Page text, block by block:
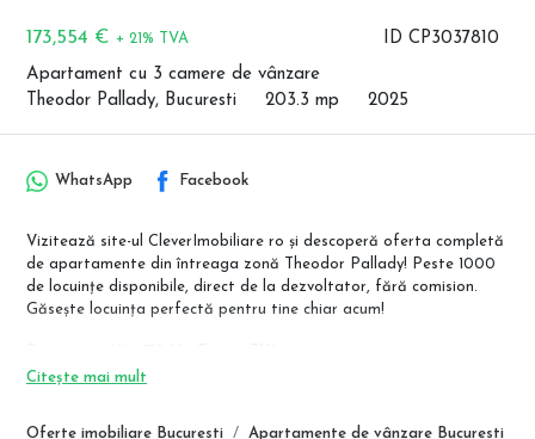
ID CP3037810
173,554 € + 21% TVA
Apartament cu 3 camere de vânzare
Theodor Pallady, Bucuresti
203.3 mp 2025
Oferte imobiliare Bucuresti Apartamente de vânzare Bucuresti
WhatsApp Facebook
Vizitează site-ul CleverImobiliare ro și descoperă oferta completă
de apartamente din întreaga zonă Theodor Pallady! Peste 1000
de locuințe disponibile, direct de la dezvoltator, fără comision.
Găsește locuința perfectă pentru tine chiar acum!
Citește mai mult